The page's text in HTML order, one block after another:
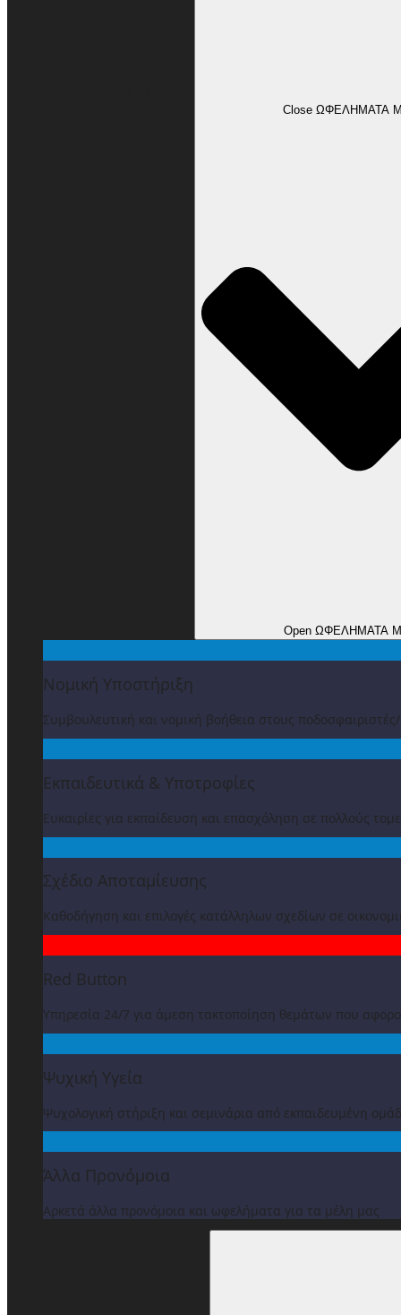
Close ΩΦΕΛΗΜΑΤΑ
Open ΩΦΕΛΗΜΑΤΑ
Νομική Υποστήριξη
Συμβουλευτική και νομική βοήθεια στους
Εκπαιδευτικά & Υποτροφίες
Ευκαιρίες για εκπαίδευση και επασχόληση σε πολλούς
Σχέδιο Αποταμίευσης
Καθοδήγηση και επιλογές κατάλληλων σχεδίων σε
Red Button
Υπηρεσία 24/7 για άμεση τακτοποίηση θεμάτων που
Ψυχική Υγεία
Ψυχολογική στήριξη και σεμινάρια από εκπαιδευμένη
Άλλα Προνόμοια
Αρκετά άλλα προνόμοια και ωφελήματα για τα μέλη μας